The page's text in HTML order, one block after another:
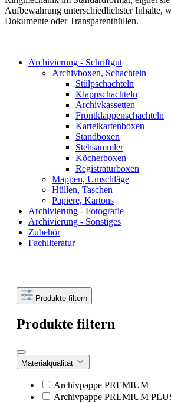
Aufbewahrung unterschiedlichster Inhalte,
Dokumente oder Transparenthüllen.
Archivierung - Schriftgut
Archivboxen, Schachteln
Stülpschachteln
Klappschachteln
Archivkassetten
Frontklappenschachteln
Karteikartenboxen
Standboxen
Stehsammler
Köcherboxen
Registraturboxen
Mappen, Umschläge
Hüllen, Taschen
Papiere, Kartons
Archivierung - Fotografie
Archivierung - Sonstiges
Zubehör
Fachliteratur
Produkte filtern
Produkte filtern
Materialqualität
Archivpappe PREMIUM
Archivpappe PREMIUM